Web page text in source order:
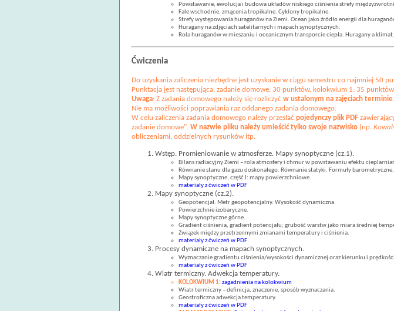
Powstawanie, ewolucja i budowa układów niskiego ciśnienia strefy
Fale wschodnie, zmącenia tropikalne. Cyklony tropikalne.
Strefy występowania huraganów na Ziemi. Ocean jako źródło energii dla
Huragany na zdjęciach satelitarnych i mapach synoptycznych.
Rola huraganów w mieszaniu i oceanicznym transporcie ciepła. Huragany a klimat.
Ćwiczenia
Do uzyskania zaliczenia niezbędne jest uzyskanie w ciągu semestru co najmniej 50
Punktacja jest następująca: zadanie domowe: 30 punktów, kolokwium 1: 35
Uwaga: Z zadania domowego należy się rozliczyć w ustalonym na zajęciach terminie
Nie ma możliwości poprawiania raz oddanego zadania domowego.
W celu zaliczenia zadania domowego należy przesłać pojedynczy plik PDF
zadanie domowe". W nazwie pliku należy umieścić tylko swoje nazwisko (np.
obliczeniami, oddzielnych rysunków itp.
Wstęp. Promieniowanie w atmosferze. Mapy synoptyczne (cz.1).
Bilans radiacyjny Ziemi – rola atmosfery i chmur w powstawaniu efektu
Równanie stanu dla gazu doskonałego. Równanie statyki. Formuły
Mapy synoptyczne, część I: mapy powierzchniowe.
materiały z ćwiczeń w PDF
Mapy synoptyczne (cz.2).
Geopotencjał. Metr geopotencjalny. Wysokość dynamiczna.
Powierzchnie izobaryczne.
Mapy synoptyczne górne.
Gradient ciśnienia, gradient potencjału; grubość warstw jako miara średniej
Związek między przetrzennymi zmianami temperatury i ciśnienia.
materiały z ćwiczeń w PDF
Procesy dynamiczne na mapach synoptycznych.
Wyznaczanie gradientu ciśnienia/wysokości dynamicznej oraz kierunku i
materiały z ćwiczeń w PDF
Wiatr termiczny. Adwekcja temperatury.
KOLOKWIUM 1:zagadnienia na kolokwium
Wiatr termiczny – definicja, znaczenie, sposób wyznaczania.
Geostroficzna adwekcja temperatury.
materiały z ćwiczeń w PDF